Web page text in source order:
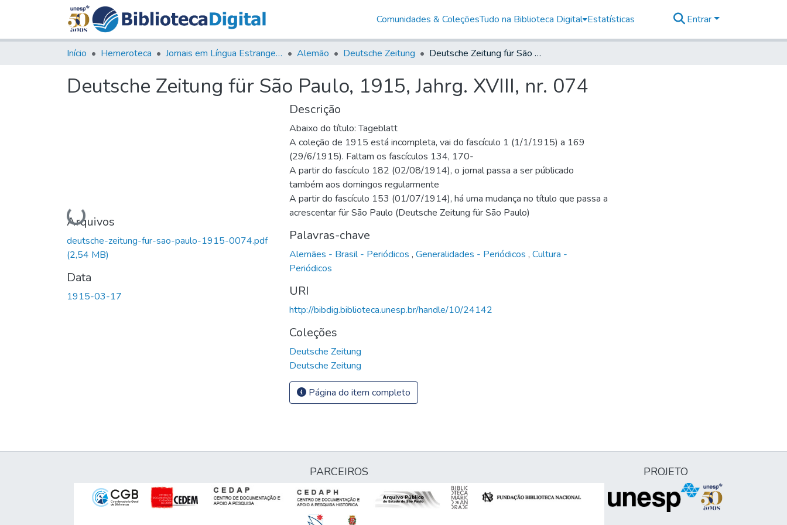
Comunidades & ColeçõesTudo na Biblioteca Digital Estatísticas Entrar
Início Hemeroteca Jornais em Língua Estrangeira Alemão Deutsche Zeitung Deutsche Zeitung für São Paulo, 1915, Jahrg. XVIII, nr. 074
Deutsche Zeitung für São Paulo, 1915, Jahrg. XVIII, nr. 074
Carregando...
Arquivos
deutsche-zeitung-fur-sao-paulo-1915-0074.pdf
(2,54 MB)
Data
1915-03-17
Descrição
Abaixo do título: Tageblatt
A coleção de 1915 está incompleta, vai do fascículo 1 (1/1/1915) a 169
(29/6/1915). Faltam os fascículos 134, 170-
A partir do fascículo 182 (02/08/1914), o jornal passa a ser públicado
também aos domingos regularmente
A partir do fascículo 153 (01/07/1914), há uma mudança no título que passa a
acrescentar für São Paulo (Deutsche Zeitung für São Paulo)
Palavras-chave
Alemães - Brasil - Periódicos , Generalidades - Periódicos , Cultura -
Periódicos
URI
http://bibdig.biblioteca.unesp.br/handle/10/24142
Coleções
Deutsche Zeitung
Deutsche Zeitung
Página do item completo
PARCEIROS PROJETO